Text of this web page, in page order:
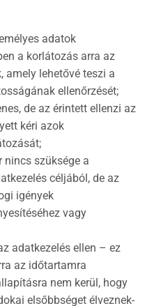
adatok
a korlátozás arra az
amely lehetővé teszi a
ellenőrzését;
de az érintett ellenzi az
kéri azok
nincs szüksége a
céljából, de az
igények
vagy
adatkezelés ellen – ez
az időtartamra
nem kerül, hogy
elsőbbséget élveznek-